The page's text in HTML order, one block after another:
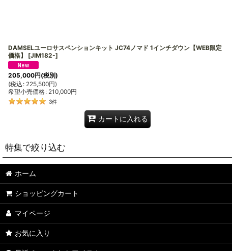
DAMSELユーロサスペンションキット JC74ノマド 1インチダウン【WEB限定
価格】
[JIM182-]
205,000円(税別)
(税込 : 225,500円)
希望小売価格: 210,000円
3件
カートに入れる
特集で絞り込む
DAMSEL
JA11
JB31
ホーム
ショッピングカート
マイページ
お気に入り